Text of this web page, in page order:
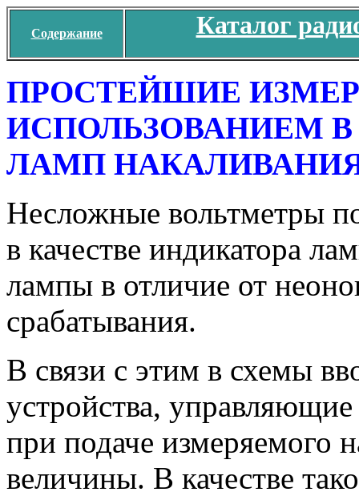
Содержание Каталог
ПРОСТЕЙШИЕ
ИСПОЛЬЗОВАНИЕМ В
ЛАМП
Несложные вольтметры
в качестве индикатора
лампы в отличие от
срабатывания.
В связи с этим в схемы
устройства,
при подаче измеряемого
величины. В качестве